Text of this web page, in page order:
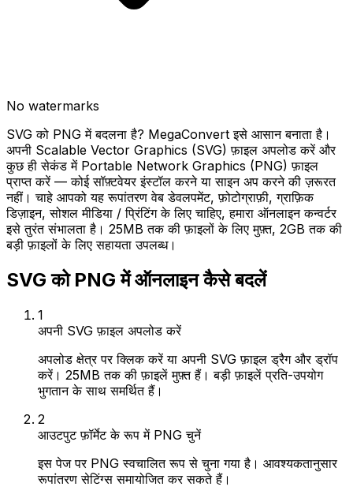
No watermarks
SVG को PNG में बदलना है? MegaConvert इसे आसान बनाता है।
अपनी Scalable Vector Graphics (SVG) फ़ाइल अपलोड करें और
कुछ ही सेकंड में Portable Network Graphics (PNG) फ़ाइल
प्राप्त करें — कोई सॉफ़्टवेयर इंस्टॉल करने या साइन अप करने की ज़रूरत
नहीं। चाहे आपको यह रूपांतरण वेब डेवलपमेंट, फ़ोटोग्राफ़ी, ग्राफ़िक
डिज़ाइन, सोशल मीडिया / प्रिंटिंग के लिए चाहिए, हमारा ऑनलाइन कन्वर्टर
इसे तुरंत संभालता है। 25MB तक की फ़ाइलों के लिए मुफ़्त, 2GB तक की
बड़ी फ़ाइलों के लिए सहायता उपलब्ध।
SVG को PNG में ऑनलाइन कैसे बदलें
1
अपनी SVG फ़ाइल अपलोड करें
अपलोड क्षेत्र पर क्लिक करें या अपनी SVG फ़ाइल ड्रैग और ड्रॉप
करें। 25MB तक की फ़ाइलें मुफ़्त हैं। बड़ी फ़ाइलें प्रति-उपयोग
भुगतान के साथ समर्थित हैं।
2
आउटपुट फ़ॉर्मेट के रूप में PNG चुनें
इस पेज पर PNG स्वचालित रूप से चुना गया है। आवश्यकतानुसार
रूपांतरण सेटिंग्स समायोजित कर सकते हैं।